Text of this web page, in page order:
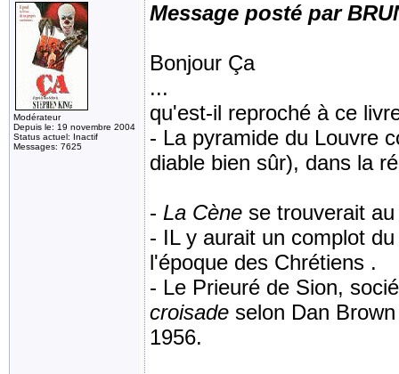
Modérateur
Depuis le: 19 novembre 2004
Status actuel: Inactif
Messages: 7625
Message posté par
Bonjour Ça
...
qu'est-il reproché à ce
- La pyramide du Louvre
diable bien sûr), dans la
- La Cène se trouverait
- IL y aurait un complot
l'époque des Chrétiens .
- Le Prieuré de Sion,
croisade selon Dan
1956.